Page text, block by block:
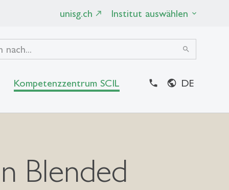
unisg.ch Institut auswählen
search
Kompetenzzentrum SCIL DE
Blended